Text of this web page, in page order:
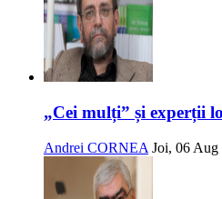
„Cei mulți” și experții
Andrei CORNEA Joi, 06 Aug